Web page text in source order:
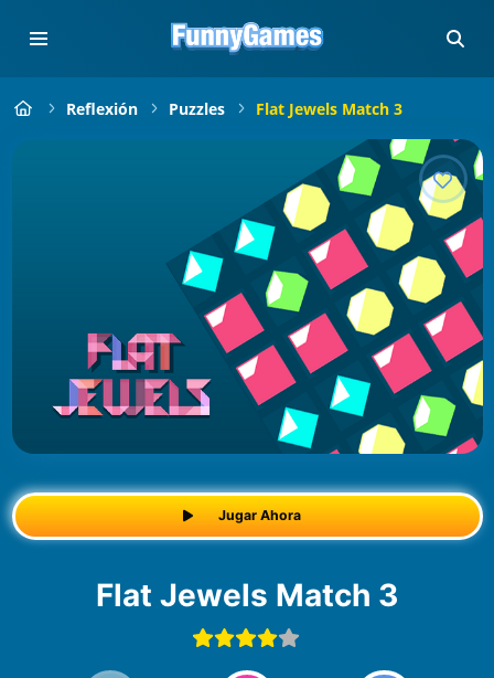
Reflexión Puzzles Flat Jewels Match 3
Jugar Ahora
Flat Jewels Match 3